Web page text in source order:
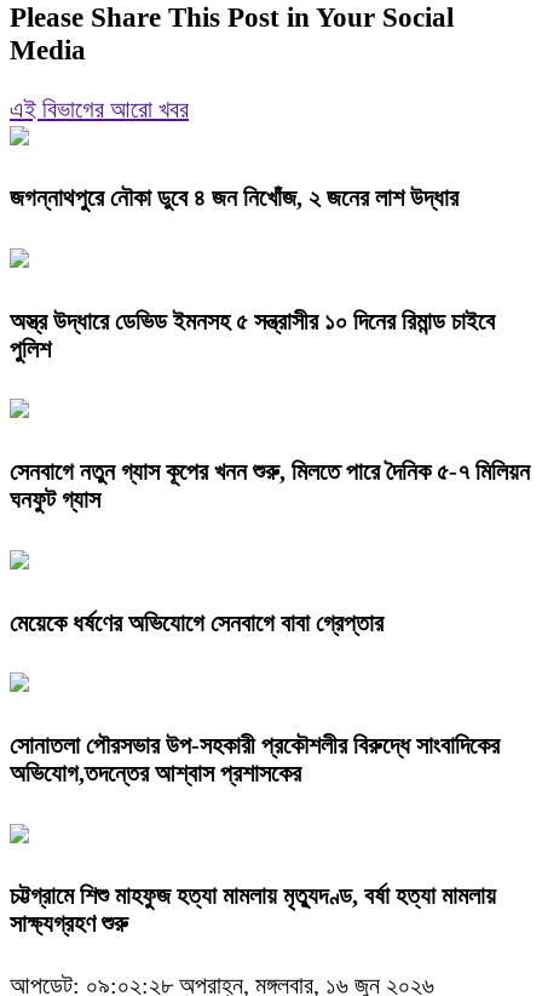
Please Share This Post in Your Social
Media
এই বিভাগের আরো খবর
জগন্নাথপুরে নৌকা ডুবে ৪ জন নিখোঁজ, ২ জনের লাশ উদ্ধার
অস্ত্র উদ্ধারে ডেভিড ইমনসহ ৫ সন্ত্রাসীর ১০ দিনের রিমান্ড চাইবে
পুলিশ
সেনবাগে নতুন গ্যাস কূপের খনন শুরু, মিলতে পারে দৈনিক ৫-৭ মিলিয়ন
ঘনফুট গ্যাস
মেয়েকে ধর্ষণের অভিযোগে সেনবাগে বাবা গ্রেপ্তার
সোনাতলা পৌরসভার উপ-সহকারী প্রকৌশলীর বিরুদ্ধে সাংবাদিকের
অভিযোগ,তদন্তের আশ্বাস প্রশাসকের
চট্টগ্রামে শিশু মাহফুজ হত্যা মামলায় মৃত্যুদণ্ড, বর্ষা হত্যা মামলায়
সাক্ষ্যগ্রহণ শুরু
আপডেট: ০৯:০২:২৮ অপরাহ্ন, মঙ্গলবার, ১৬ জুন ২০২৬